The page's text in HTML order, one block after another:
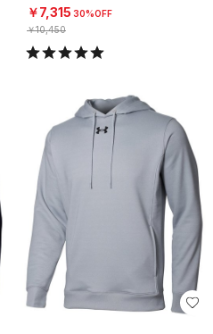
ーニング/WOMEN）
￥7,315 30%OFF
￥10,450